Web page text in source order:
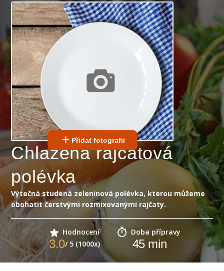
Přidat fotografii
Chlazená rajčatová
polévka
Výtečná studená zeleninová polévka, kterou můžeme
obohatit čerstvými rozmixovanými rajčaty.
Hodnocení
3.0/ 5 (1000x)
Doba přípravy
45min